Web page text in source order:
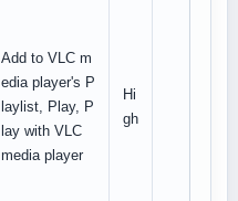
Add to VLC m
edia player's P
laylist, Play, P
lay with VLC
media player
Hi
gh